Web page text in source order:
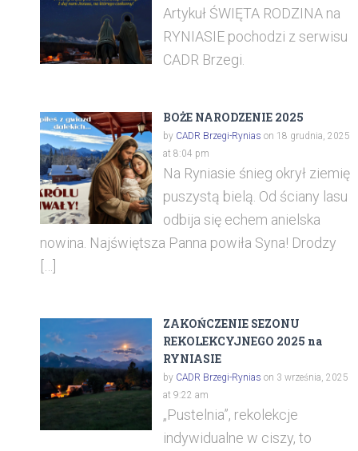
Artykuł ŚWIĘTA RODZINA na
RYNIASIE pochodzi z serwisu
CADR Brzegi.
BOŻE NARODZENIE 2025
by CADR Brzegi-Rynias on 18 grudnia, 2025
at 8:04 pm
Na Ryniasie śnieg okrył ziemię
puszystą bielą. Od ściany lasu
odbija się echem anielska
nowina. Najświętsza Panna powiła Syna! Drodzy
ZAKOŃCZENIE SEZONU
REKOLEKCYJNEGO 2025 na
RYNIASIE
by CADR Brzegi-Rynias on 3 września, 2025
at 9:22 am
„Pustelnia”, rekolekcje
indywidualne w ciszy, to